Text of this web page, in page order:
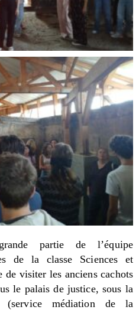
partie de l’équipe
de la classe Sciences et
de visiter les anciens cachots
le palais de justice, sous la
(service médiation de la